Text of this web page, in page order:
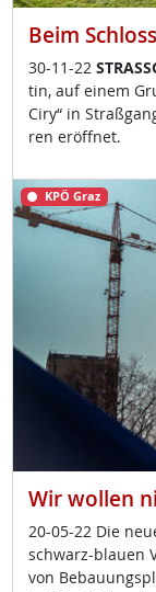
Beim
30-11-22
tin, auf ei­nem
Ciry“ in
ren er­öff­net.
KPÖ Graz
Wir wollen
20-05-22 Die
schwarz-blau­en
von